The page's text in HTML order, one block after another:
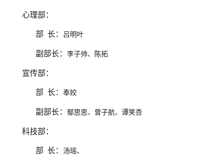
心理部：
部 长： 吕明叶
副部长：李子帅、陈拓
宣传部：
部 长：奉姣
副部长：鄢思思、曾子航、谭笑杏
科技部：
部 长：汤瑶、